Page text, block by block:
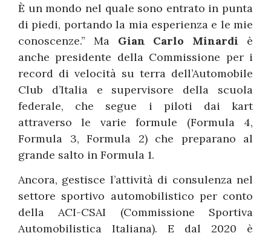
È un mondo nel quale sono entrato in punta
di piedi, portando la mia esperienza e le mie
conoscenze.” Ma Gian Carlo Minardi è
anche presidente della Commissione per i
record di velocità su terra dell’Automobile
Club d’Italia e supervisore della scuola
federale, che segue i piloti dai kart
attraverso le varie formule (Formula 4,
Formula 3, Formula 2) che preparano al
grande salto in Formula 1.
Ancora, gestisce l’attività di consulenza nel
settore sportivo automobilistico per conto
della ACI-CSAI (Commissione Sportiva
Automobilistica Italiana). E dal 2020 è